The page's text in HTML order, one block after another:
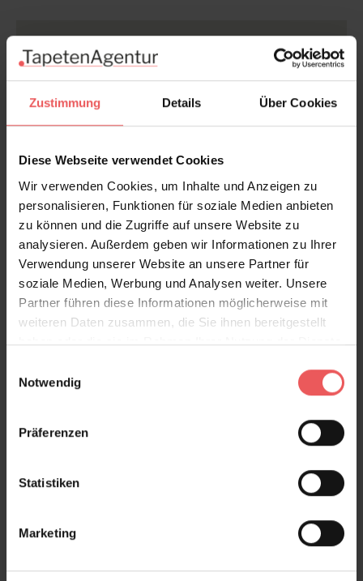
Zustimmung Details Über Cookies
Diese Webseite verwendet Cookies
Wir verwenden Cookies, um Inhalte und Anzeigen zu
personalisieren, Funktionen für soziale Medien anbieten
zu können und die Zugriffe auf unsere Website zu
analysieren. Außerdem geben wir Informationen zu Ihrer
Verwendung unserer Website an unsere Partner für
soziale Medien, Werbung und Analysen weiter. Unsere
Partner führen diese Informationen möglicherweise mit
weiteren Daten zusammen, die Sie ihnen bereitgestellt
haben oder die sie im Rahmen Ihrer Nutzung der Dienste
Notwendig
Präferenzen
Statistiken
Marketing
Sondermaß möglich.Die Tapete ist zu groß oder zu
klein? Dieses Motiv kann individuell für Ihre Wand
angefertigt werden. Bitte kontaktieren Sie uns und
Für Sonderanfertigungen beträgt der Preis
38.50 EURO/qm inkl. MwSt., zzgl Versand.
Bitte beachten Sie,
dass je nach Sondermaß nur
Ausschnitte des Motives möglich sind.
Produktdetails
Frage stellen